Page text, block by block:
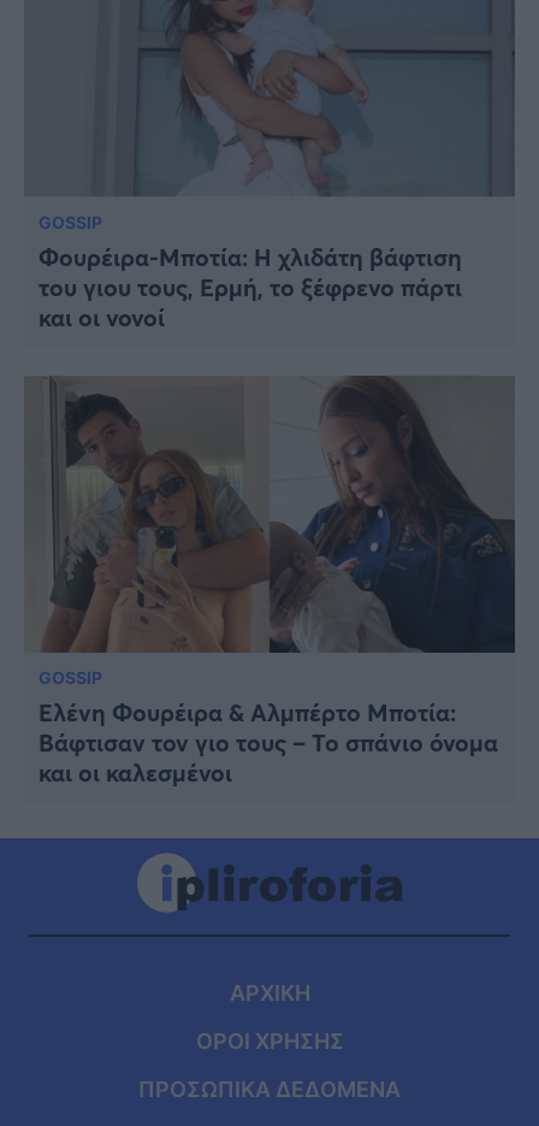
GOSSIP
Φουρέιρα-Μποτία: Η χλιδάτη βάφτιση
του γιου τους, Ερμή, το ξέφρενο πάρτι
και οι νονοί
GOSSIP
Ελένη Φουρέιρα & Αλμπέρτο Μποτία:
Βάφτισαν τον γιο τους – Το σπάνιο όνομα
και οι καλεσμένοι
ΑΡΧΙΚΗ
ΟΡΟΙ ΧΡΗΣΗΣ
ΠΡΟΣΩΠΙΚΑ ΔΕΔΟΜΕΝΑ